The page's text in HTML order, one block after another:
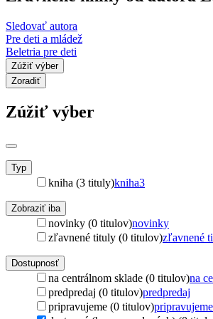
Sledovať autora
Pre deti a mládež
Beletria pre deti
Zúžiť výber
Zoradiť
Zúžiť výber
Typ
kniha (3 tituly)kniha3
Zobraziť iba
novinky (0 titulov)novinky
zľavnené tituly (0 titulov)zľavnené
Dostupnosť
na centrálnom sklade (0 titulov)na
predpredaj (0 titulov)predpredaj
pripravujeme (0 titulov)pripravujeme